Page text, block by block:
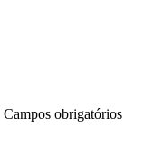
Campos obrigatórios